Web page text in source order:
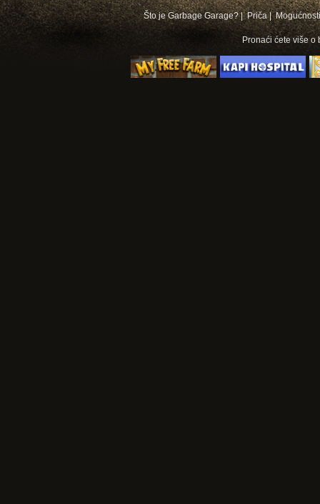
Što je Garbage Garage? | Priča |
Pronaći ćete više o